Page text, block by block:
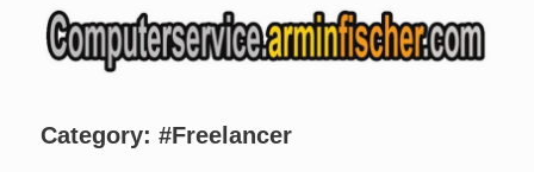
Category: #Freelancer